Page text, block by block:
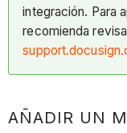
integración. Para
recomienda
AÑADIR UN